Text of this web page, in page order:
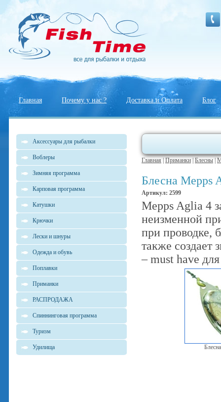
Главная Почему у нас ? Доставка и Оплата Блог
Аксессуары для рыбалки
Воблеры
Зимняя программа
Карповая программа
Катушки
Крючки
Лески и шнуры
Одежда и обувь
Поплавки
Приманки
РАСПРОДАЖА
Спиннинговая программа
Туризм
Удилища
Главная Приманки Блесны
Блесна Mepps
Артикул: 2599
Mepps Aglia 4
неизменной
при проводке,
также создает
– must have